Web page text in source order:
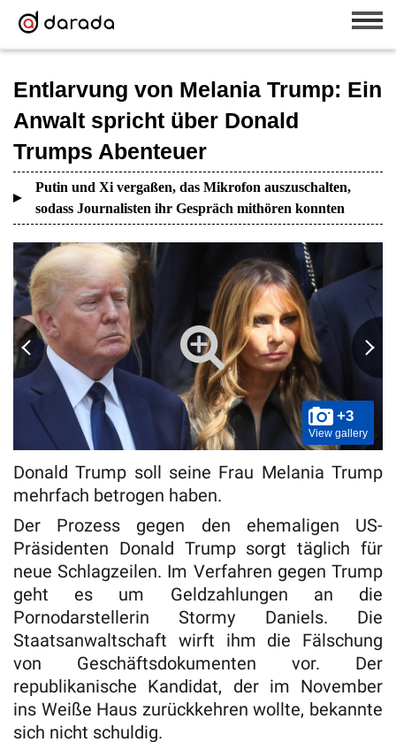
Entlarvung von Melania Trump: Ein
Anwalt spricht über Donald
Trumps Abenteuer
Putin und Xi vergaßen, das Mikrofon auszuschalten,
sodass Journalisten ihr Gespräch mithören konnten
+3
View gallery
Donald Trump soll seine Frau Melania Trump
mehrfach betrogen haben.
Der Prozess gegen den ehemaligen US-
Präsidenten Donald Trump sorgt täglich für
neue Schlagzeilen. Im Verfahren gegen Trump
geht es um Geldzahlungen an die
Pornodarstellerin Stormy Daniels. Die
Staatsanwaltschaft wirft ihm die Fälschung
von Geschäftsdokumenten vor. Der
republikanische Kandidat, der im November
ins Weiße Haus zurückkehren wollte, bekannte
sich nicht schuldig.